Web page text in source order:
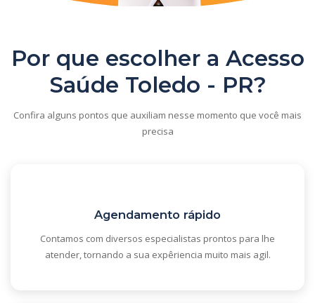
Por que escolher a Acesso
Saúde Toledo - PR?
Confira alguns pontos que auxiliam nesse momento que você mais
precisa
Agendamento rápido
Contamos com diversos especialistas prontos para lhe
atender, tornando a sua expêriencia muito mais agil.